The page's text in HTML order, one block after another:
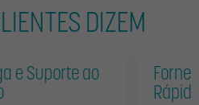
DIZEM
e Suporte ao